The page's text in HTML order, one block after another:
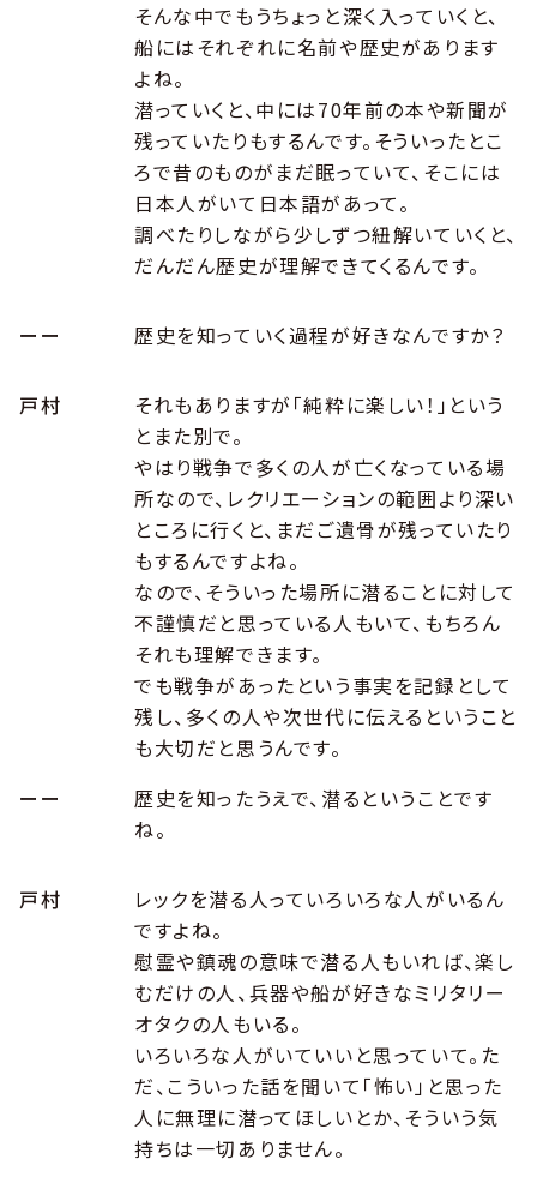
そんな中でもうちょっと深く入っていくと、
船にはそれぞれに名前や歴史があります
よね。
潜っていくと、中には70年前の本や新聞が
残っていたりもするんです。そういったとこ
ろで昔のものがまだ眠っていて、そこには
日本人がいて日本語があって。
調べたりしながら少しずつ紐解いていくと、
だんだん歴史が理解できてくるんです。
ーー 歴史を知っていく過程が好きなんですか？
戸村
それもありますが「純粋に楽しい！」という
とまた別で。
やはり戦争で多くの人が亡くなっている場
所なので、レクリエーションの範囲より深い
ところに行くと、まだご遺骨が残っていたり
もするんですよね。
なので、そういった場所に潜ることに対して
不謹慎だと思っている人もいて、もちろん
それも理解できます。
でも戦争があったという事実を記録として
残し、多くの人や次世代に伝えるということ
も大切だと思うんです。
ーー
歴史を知ったうえで、潜るということです
ね。
戸村
レックを潜る人っていろいろな人がいるん
ですよね。
慰霊や鎮魂の意味で潜る人もいれば、楽し
むだけの人、兵器や船が好きなミリタリー
オタクの人もいる。
いろいろな人がいていいと思っていて。た
だ、こういった話を聞いて「怖い」と思った
人に無理に潜ってほしいとか、そういう気
持ちは一切ありません。